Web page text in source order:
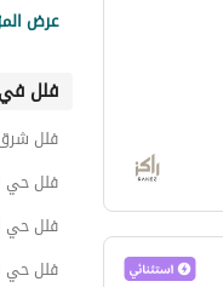
فلل 5 غرف نوم حي العقيق
فلل 5 غرف نوم حي الغدير
فلل 5 غرف نوم حي الوادي
عرض
فلل
فلل
فلل حي
فلل حي
فلل حي